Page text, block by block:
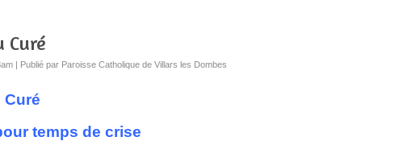
Curé
| Publié par Paroisse Catholique de Villars les Dombes
Curé
temps de crise